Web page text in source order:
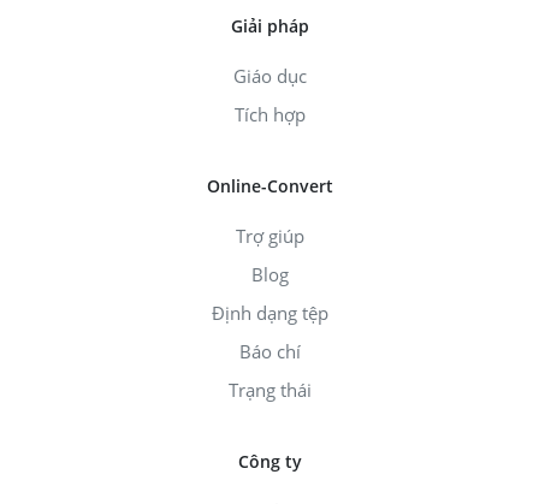
Giải pháp
Giáo dục
Tích hợp
Online-Convert
Trợ giúp
Blog
Định dạng tệp
Báo chí
Trạng thái
Công ty